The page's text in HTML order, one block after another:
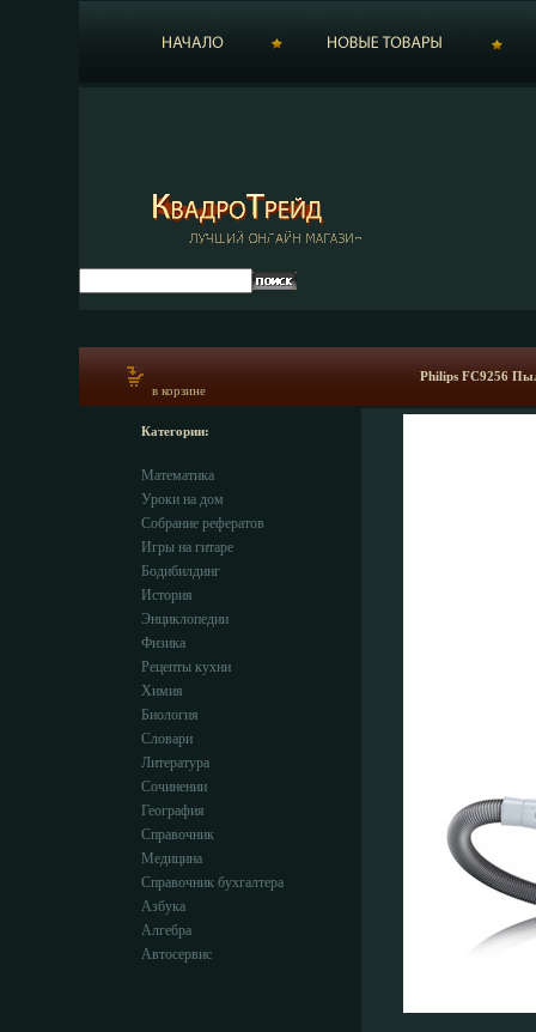
в корзине
Philips FC9256
Категории:
Математика
Уроки на дом
Собрание рефератов
Игры на гитаре
Бодибилдинг
История
Энциклопедии
Физика
Рецепты кухни
Химия
Биология
Словари
Литература
Сочинении
География
Справочник
Медицина
Справочник бухгалтера
Азбука
Алгебра
Автосервис